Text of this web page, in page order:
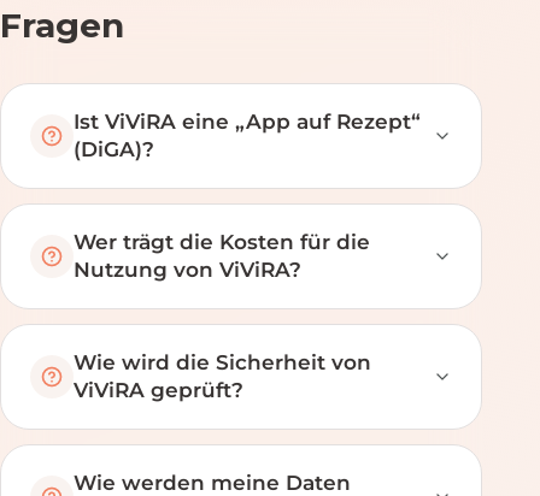
Fragen
Ist ViViRA eine „App auf Rezept“
(DiGA)?
Wer trägt die Kosten für die
Nutzung von ViViRA?
Wie wird die Sicherheit von
ViViRA geprüft?
Wie werden meine Daten